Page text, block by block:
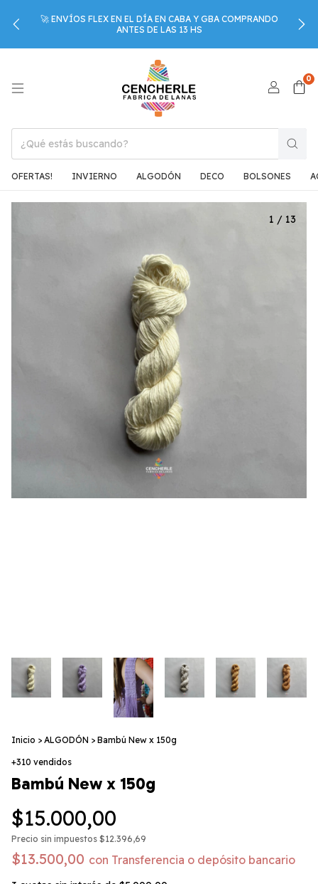
🚀 ENVÍOS FLEX EN EL DÍA EN CABA Y GBA COMPRANDO
ANTES DE LAS 13 HS
0
OFERTAS! INVIERNO ALGODÓN DECO BOLSONES
1 / 13
Inicio > ALGODÓN > Bambú New x 150g
+310 vendidos
Bambú New x 150g
$15.000,00
Precio sin impuestos $12.396,69
$13.500,00 con Transferencia o depósito bancario